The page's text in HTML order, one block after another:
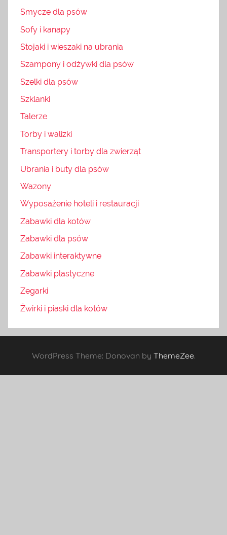
Smycze dla psów
Sofy i kanapy
Stojaki i wieszaki na ubrania
Szampony i odżywki dla psów
Szelki dla psów
Szklanki
Talerze
Torby i walizki
Transportery i torby dla zwierząt
Ubrania i buty dla psów
Wazony
Wyposażenie hoteli i restauracji
Zabawki dla kotów
Zabawki dla psów
Zabawki interaktywne
Zabawki plastyczne
Zegarki
Żwirki i piaski dla kotów
WordPress Theme: Donovan by ThemeZee.